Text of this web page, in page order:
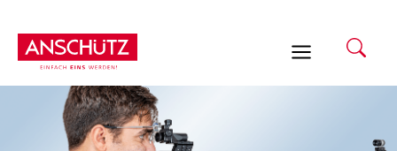
Inhalt
springen